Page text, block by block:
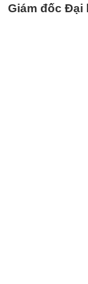
Giám đốc Đại